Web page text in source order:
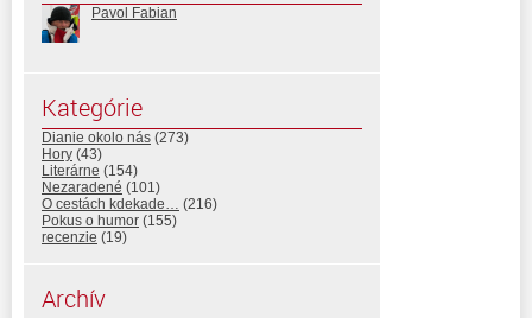
Pavol Fabian
Kategórie
Dianie okolo nás (273)
Hory (43)
Literárne (154)
Nezaradené (101)
O cestách kdekade… (216)
Pokus o humor (155)
recenzie (19)
Archív